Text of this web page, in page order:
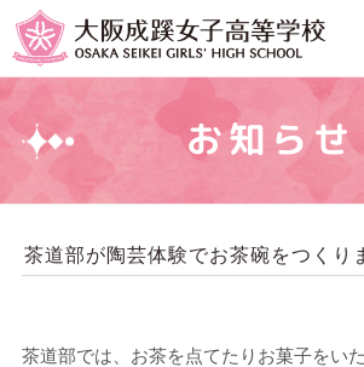
お知らせ
茶道部が陶芸体験でお茶碗をつくり
茶道部では、お茶を点てたりお菓子をい